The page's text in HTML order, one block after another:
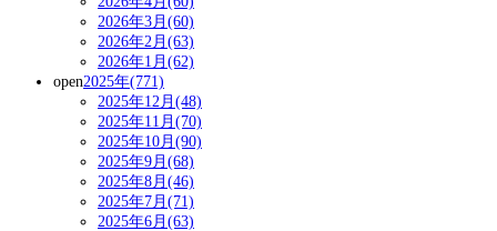
2026年3月(60)
2026年2月(63)
2026年1月(62)
open2025年(771)
2025年12月(48)
2025年11月(70)
2025年10月(90)
2025年9月(68)
2025年8月(46)
2025年7月(71)
2025年6月(63)